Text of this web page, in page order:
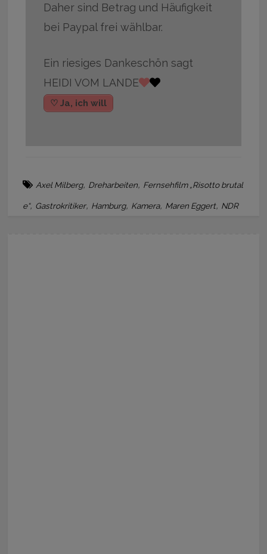
Daher sind Betrag und Häufigkeit
bei Paypal frei wählbar.
Ein riesiges Dankeschön sagt
HEIDI VOM LANDE
♡ Ja, ich will
Axel Milberg, Dreharbeiten, Fernsehfilm „Risotto brutal
e“, Gastrokritiker, Hamburg, Kamera, Maren Eggert, NDR